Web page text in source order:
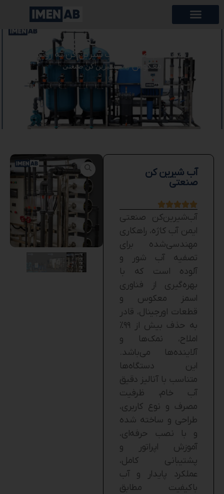
اطلاعات محصول
/تصفیه آب صنعتی
آب شیرین کن به روش اسمز
معکوس/ آب شیرین کن صنعتی
آب شیرین کن
صنعتی
آب‌شیرین‌کن صنعتی
ایمن آب کاژه، راهکاری
مهندسی‌شده برای
تصفیه آب شور و
آلوده است که با
بهره‌گیری از فناوری
اسمز معکوس و
قطعات اورجینال، قادر
به حذف بیش از ۹۹٪
املاح، نمک‌ها و
آلاینده‌ها می‌باشد.
این دستگاه‌ها
متناسب با آنالیز دقیق
آب خام، ظرفیت
مصرف و نوع کاربری،
طراحی و ساخته شده
و با نصب حرفه‌ای،
آموزش اپراتور و
پشتیبانی کامل،
عملکرد پایدار و آب
باکیفیت مطابق